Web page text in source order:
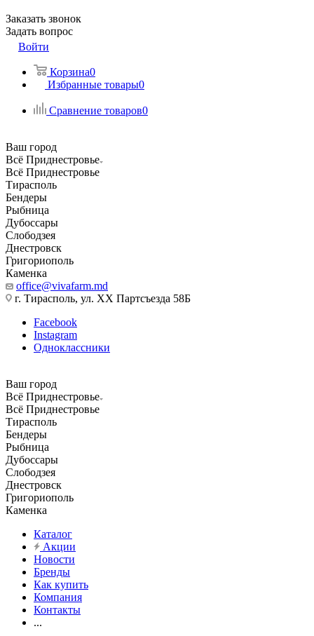
Заказать звонок
Задать вопрос
Войти
Корзина0
Избранные товары0
Сравнение товаров0
Ваш город
Всё Приднестровье
Всё Приднестровье
Тирасполь
Бендеры
Рыбница
Дубоссары
Слободзея
Днестровск
Григориополь
Каменка
office@vivafarm.md
г. Тирасполь, ул. ХХ Партсъезда 58Б
Facebook
Instagram
Одноклассники
Ваш город
Всё Приднестровье
Всё Приднестровье
Тирасполь
Бендеры
Рыбница
Дубоссары
Слободзея
Днестровск
Григориополь
Каменка
Каталог
Акции
Новости
Бренды
Как купить
Компания
Контакты
...